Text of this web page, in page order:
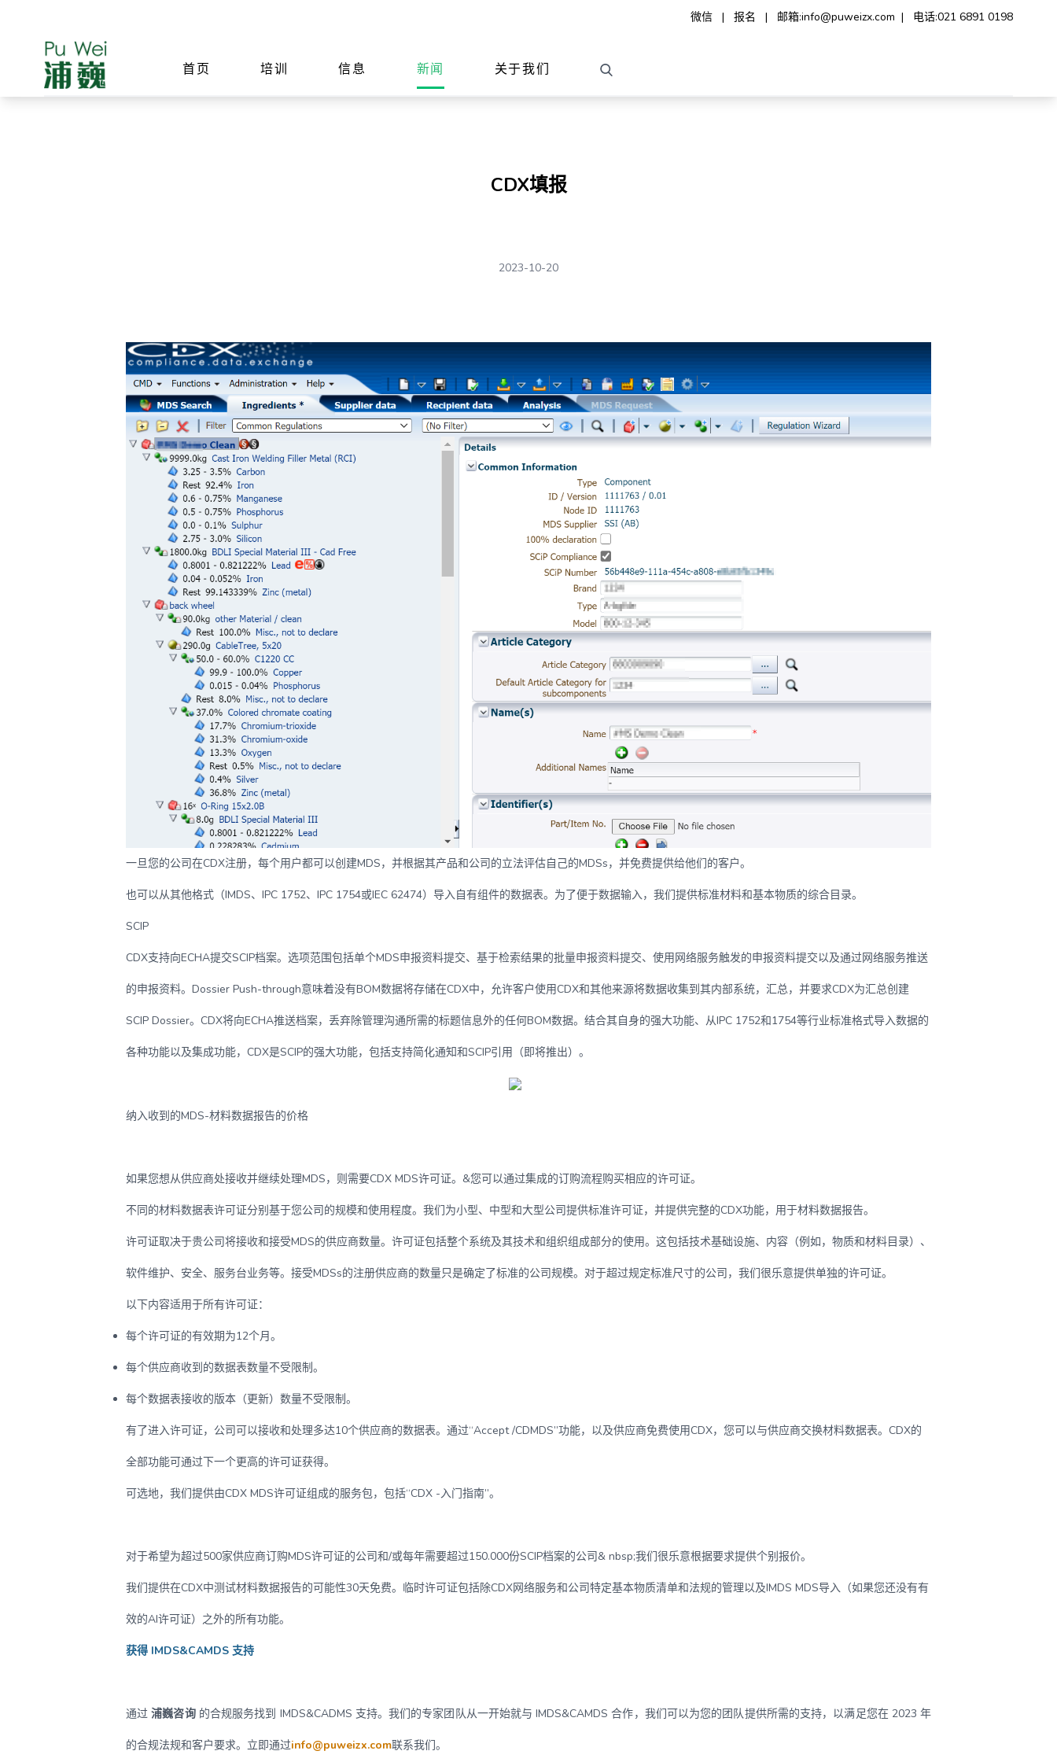
微信 | 报名 | 邮箱:info@puweizx.com | 电话:021 6891 0198
首页 培训 信息 新闻 关于我们
CDX填报
2023-10-20
一旦您的公司在CDX注册，每个用户都可以创建MDS，并根据其产品和公司的立法评估自己的MDSs，并免费提供给他们的客户。
也可以从其他格式（IMDS、IPC 1752、IPC 1754或IEC 62474）导入自有组件的数据表。为了便于数据输入，我们提供标准材料和基本物质的综合目录。
SCIP
CDX支持向ECHA提交SCIP档案。选项范围包括单个MDS申报资料提交、基于检索结果的批量申报资料提交、使用网络服务触发的申报资料提交以及通过网络服务推送
的申报资料。Dossier Push-through意味着没有BOM数据将存储在CDX中，允许客户使用CDX和其他来源将数据收集到其内部系统，汇总，并要求CDX为汇总创建
SCIP Dossier。CDX将向ECHA推送档案，丢弃除管理沟通所需的标题信息外的任何BOM数据。结合其自身的强大功能、从IPC 1752和1754等行业标准格式导入数据的
各种功能以及集成功能，CDX是SCIP的强大功能，包括支持简化通知和SCIP引用（即将推出）。
纳入收到的MDS-材料数据报告的价格
如果您想从供应商处接收并继续处理MDS，则需要CDX MDS许可证。&您可以通过集成的订购流程购买相应的许可证。
不同的材料数据表许可证分别基于您公司的规模和使用程度。我们为小型、中型和大型公司提供标准许可证，并提供完整的CDX功能，用于材料数据报告。
许可证取决于贵公司将接收和接受MDS的供应商数量。许可证包括整个系统及其技术和组织组成部分的使用。这包括技术基础设施、内容（例如，物质和材料目录）、
软件维护、安全、服务台业务等。接受MDSs的注册供应商的数量只是确定了标准的公司规模。对于超过规定标准尺寸的公司，我们很乐意提供单独的许可证。
以下内容适用于所有许可证：
每个许可证的有效期为12个月。
每个供应商收到的数据表数量不受限制。
每个数据表接收的版本（更新）数量不受限制。
有了进入许可证，公司可以接收和处理多达10个供应商的数据表。通过“Accept /CDMDS”功能，以及供应商免费使用CDX，您可以与供应商交换材料数据表。CDX的
全部功能可通过下一个更高的许可证获得。
可选地，我们提供由CDX MDS许可证组成的服务包，包括“CDX -入门指南”。
对于希望为超过500家供应商订购MDS许可证的公司和/或每年需要超过150.000份SCIP档案的公司& nbsp;我们很乐意根据要求提供个别报价。
我们提供在CDX中测试材料数据报告的可能性30天免费。临时许可证包括除CDX网络服务和公司特定基本物质清单和法规的管理以及IMDS MDS导入（如果您还没有有
效的AI许可证）之外的所有功能。
获得 IMDS&CAMDS 支持
通过浦巍咨询的合规服务找到 IMDS&CADMS 支持。我们的专家团队从一开始就与 IMDS&CAMDS 合作，我们可以为您的团队提供所需的支持，以满足您在 2023 年
的合规法规和客户要求。立即通过info@puweizx.com联系我们。